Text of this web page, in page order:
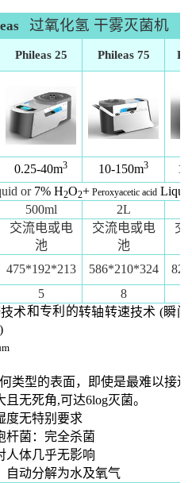
过氧化氢 干雾灭菌机
Phileas 25 Phileas 75
0.25-40m3 10-150m3
or 7% H2O2+ Peroxyacetic acid
500ml 2L
交流电或电
池
交流电或电
池
交
475*192*213 586*210*324
5 8
术和专利的转轴转速技术 (瞬
)
类型的表面，即使是最难以接
且无死角,可达6log灭菌。
度无特别要求
杆菌：完全杀菌
人体几乎无影响
自动分解为水及氧气